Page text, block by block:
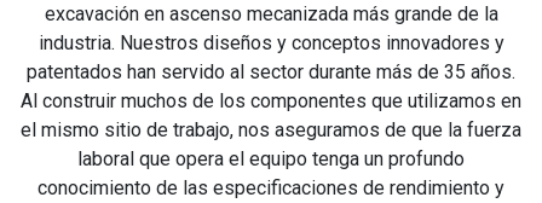
excavación en ascenso mecanizada más grande de la
industria. Nuestros diseños y conceptos innovadores y
patentados han servido al sector durante más de 35 años.
Al construir muchos de los componentes que utilizamos en
el mismo sitio de trabajo, nos aseguramos de que la fuerza
laboral que opera el equipo tenga un profundo
conocimiento de las especificaciones de rendimiento y